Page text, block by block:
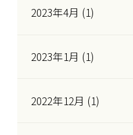
2023年4月 (1)
2023年1月 (1)
2022年12月 (1)